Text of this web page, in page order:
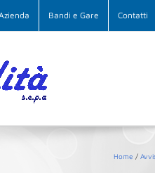
Bandi e Gare Contatti
Home